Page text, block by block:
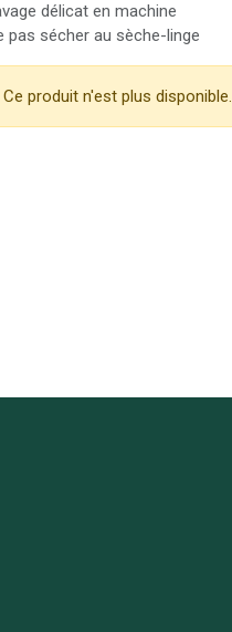
délicat en machine
pas sécher au sèche-linge
Ce produit n'est plus disponible.